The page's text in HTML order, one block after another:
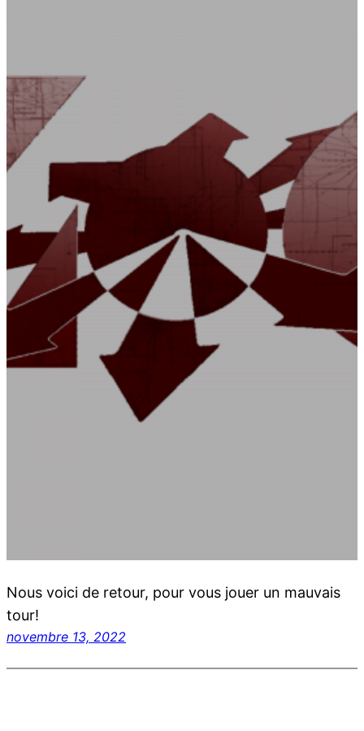
Nous voici de retour, pour vous jouer un mauvais
tour!
novembre 13, 2022